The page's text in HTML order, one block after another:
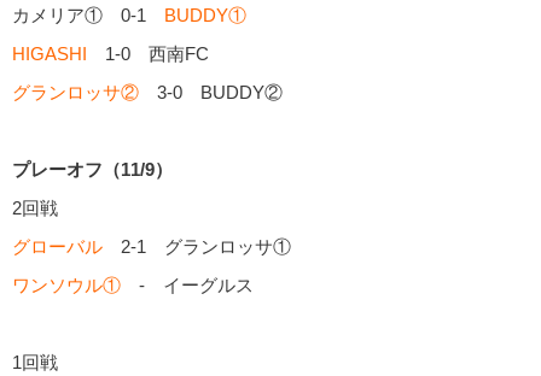
カメリア① 0-1 BUDDY①
HIGASHI 1-0 西南FC
グランロッサ② 3-0 BUDDY②
プレーオフ（11/9）
2回戦
グローバル 2-1 グランロッサ①
ワンソウル① - イーグルス
1回戦